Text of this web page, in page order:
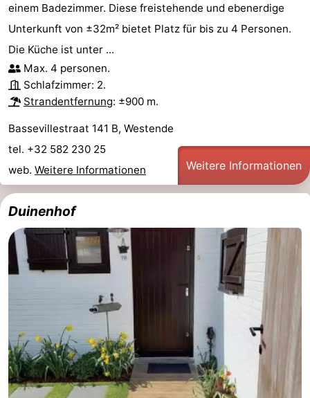
einem Badezimmer. Diese freistehende und ebenerdige
Unterkunft von ±32m² bietet Platz für bis zu 4 Personen.
Die Küche ist unter ...
Max. 4 personen.
Schlafzimmer: 2.
Strandentfernung: ±900 m.
Bassevillestraat 141 B, Westende
tel. +32 582 230 25
web. Weitere Informationen Weitere Informationen
Duinenhof